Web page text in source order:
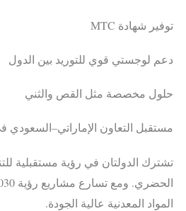
توفير شهادة MTC
دعم لوجستي قوي للتوريد بين الدول
حلول مخصصة مثل القص والثني
مستقبل التعاون الإماراتي–السعودي
تشترك الدولتان في رؤية مستقبلية
المواد المعدنية عالية الجودة.